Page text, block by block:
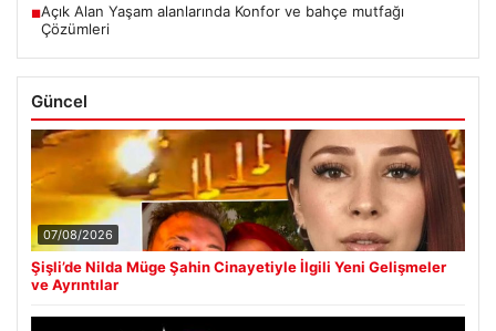
■Açık Alan Yaşam alanlarında Konfor ve bahçe mutfağı
Çözümleri
Güncel
07/08/2026
Şişli’de Nilda Müge Şahin Cinayetiyle İlgili Yeni Gelişmeler
ve Ayrıntılar